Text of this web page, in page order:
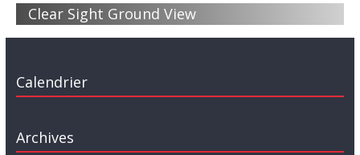
Clear Sight Ground View
Calendrier
Archives